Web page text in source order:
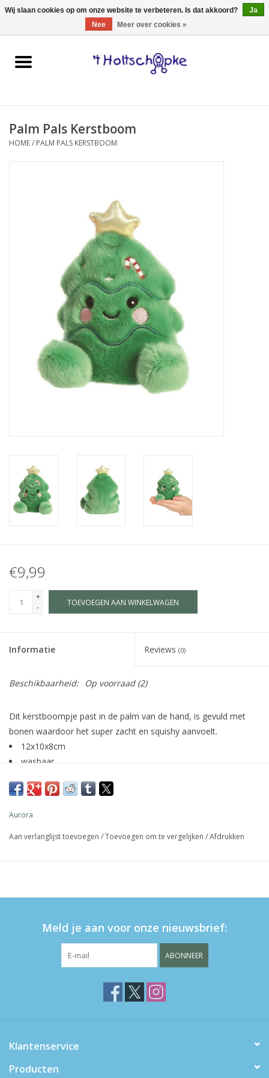
0 Artikelen - €0,00
Home
spellen
eten & drinken
boeken
Merken
Palm Pals Kerstboom
HOME/ PALM PALS KERSTBOOM
€9,99
+
-
TOEVOEGEN AAN WINKELWAGEN
Informatie Reviews (0)
Beschikbaarheid: Op voorraad(2)
Dit kerstboompje past in de palm van de hand, is gevuld met
bonen waardoor het super zacht en squishy aanvoelt.
12x10x8cm
wasbaar
Aurora
Aan verlanglijst toevoegen /Toevoegen om te vergelijken /Afdrukken
Meld je aan voor onze nieuwsbrief:
ABONNEER
Klantenservice
Producten
Wij slaan cookies op om onze website te verbeteren. Is dat akkoord?
Ja
Nee
Meer over cookies »